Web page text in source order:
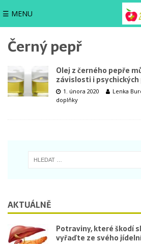
☰ MENU
Černý pepř
Olej z černého pepře
závislosti i
1. února 2020 Lenka
doplňky
AKTUÁLNĚ
Potraviny, které škodí
vyřaďte ze svého